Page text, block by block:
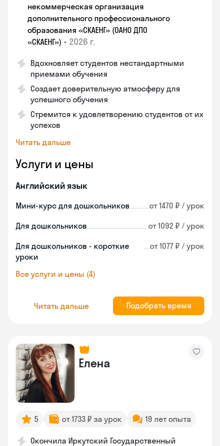
некоммерческая организация
дополнительного профессионального
образования «СКАЕНГ» (ОАНО ДПО
«СКАЕНГ») • 2026 г.
Вдохновляет студентов нестандартными
приемами обучения
Создает доверительную атмосферу для
успешного обучения
Стремится к удовлетворению студентов от их
успехов
Читать дальше
Услуги и цены
Английский язык
Мини-курс для дошкольников от 1470 ₽ / урок
Для дошкольников от 1092 ₽ / урок
Для дошкольников - короткие
уроки
от 1077 ₽ / урок
Все услуги и цены (4)
Читать дальше Подобрать время
Елена
5 от 1733 ₽ за урок 19 лет опыта
Окончила Иркутский Государственный